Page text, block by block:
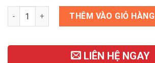
Cửa Gỗ MDF Melamine GTD.L4 số lượng
THÊM VÀO GIỎ HÀNG
LIÊN HỆ NGAY